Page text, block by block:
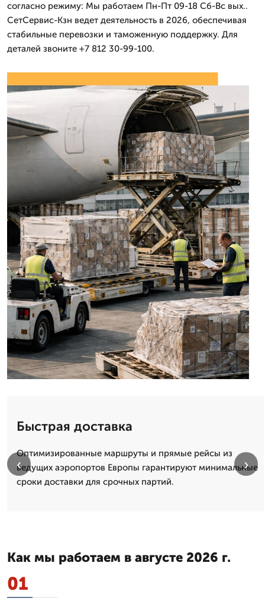
согласно режиму: Мы работаем Пн-Пт 09-18 Сб-Вс вых..
СетСервис-Кзн ведет деятельность в 2026, обеспечивая
стабильные перевозки и таможенную поддержку. Для
деталей звоните +7 812 30-99-100.
Быстрая доставка
Оптимизированные маршруты и прямые рейсы из
ведущих аэропортов Европы гарантируют минимальные
сроки доставки для срочных партий.
‹ ›
Как мы работаем в августе 2026 г.
01